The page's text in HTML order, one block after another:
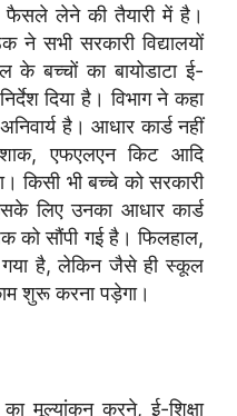
फैसले लेने की तैयारी में है।
ने सभी सरकारी विद्यालयों
बच्चों का बायोडाटा ई-
दिया है। विभाग ने कहा
है। आधार कार्ड नहीं
एफएलएन किट आदि
किसी भी बच्चे को सरकारी
लिए उनका आधार कार्ड
को सौंपी गई है। फिलहाल,
है, लेकिन जैसे ही स्कूल
शुरू करना पड़ेगा।
का मूल्यांकन करने, ई-शिक्षा